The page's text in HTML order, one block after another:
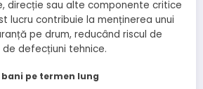
direcție sau alte componente critice
lucru contribuie la menținerea unui
pe drum, reducând riscul de
defecțiuni tehnice.
pe termen lung